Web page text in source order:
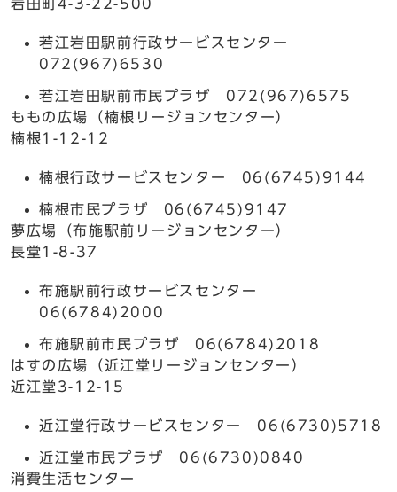
岩田町4-3-22-500
若江岩田駅前行政サービスセンター
072(967)6530
若江岩田駅前市民プラザ 072(967)6575
ももの広場（楠根リージョンセンター）
楠根1-12-12
楠根行政サービスセンター 06(6745)9144
楠根市民プラザ 06(6745)9147
夢広場（布施駅前リージョンセンター）
長堂1-8-37
布施駅前行政サービスセンター
06(6784)2000
布施駅前市民プラザ 06(6784)2018
はすの広場（近江堂リージョンセンター）
近江堂3-12-15
近江堂行政サービスセンター 06(6730)5718
近江堂市民プラザ 06(6730)0840
消費生活センター